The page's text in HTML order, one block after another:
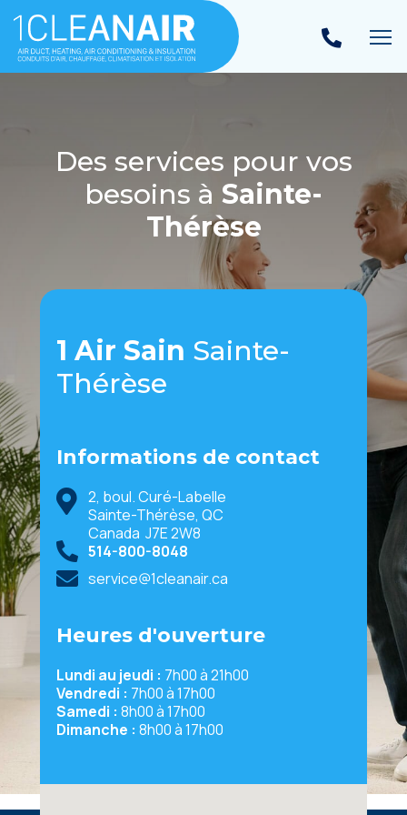
Des services pour vos
besoins à Sainte-
Thérèse
1 Air Sain Sainte-
Thérèse
Informations de contact
2, boul. Curé-Labelle
Sainte-Thérèse, QC
Canada J7E 2W8
514-800-8048
service@1cleanair.ca
Heures d'ouverture
Lundi au jeudi 7h00à21h00
Vendredi
7h00à17h00
Samedi 8h00à17h00
Dimanche 8h00à17h00